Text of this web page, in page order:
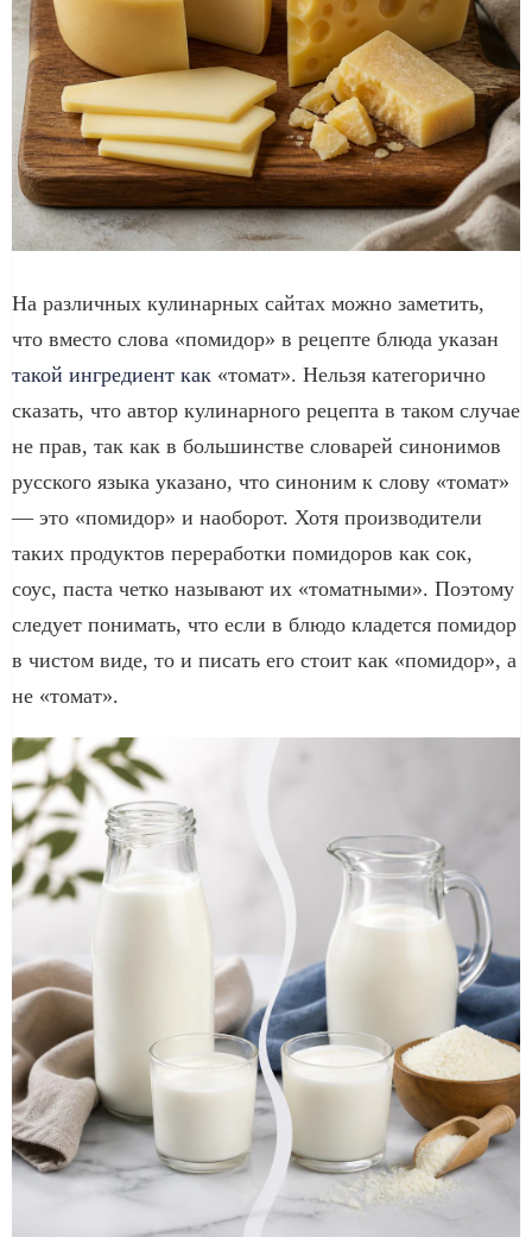
На различных кулинарных сайтах можно заметить,
что вместо слова «помидор» в рецепте блюда указан
такой ингредиент как «томат». Нельзя категорично
сказать, что автор кулинарного рецепта в таком случае
не прав, так как в большинстве словарей синонимов
русского языка указано, что синоним к слову «томат»
— это «помидор» и наоборот. Хотя производители
таких продуктов переработки помидоров как сок,
соус, паста четко называют их «томатными». Поэтому
следует понимать, что если в блюдо кладется помидор
в чистом виде, то и писать его стоит как «помидор», а
не «томат».